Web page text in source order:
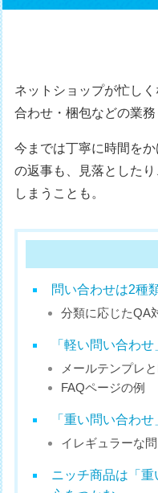
ネットショップが忙し
合わせ・梱包などの業
今までは丁寧に時間を
の返事も、見落とした
しまうことも。
問い合わせは2種
分類に応じたQA
「軽い問い合わ
メールテンプレ
FAQページの例
「重い問い合わせ
イレギュラーな
ニッチ商品は「